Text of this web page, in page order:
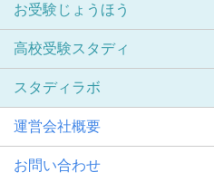
お受験じょうほう
高校受験スタディ
スタディラボ
運営会社概要
お問い合わせ